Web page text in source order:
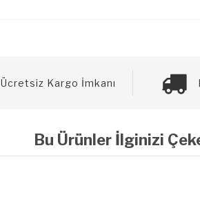
Ücretsiz Kargo İmkanı
Bu Ürünler İlginizi